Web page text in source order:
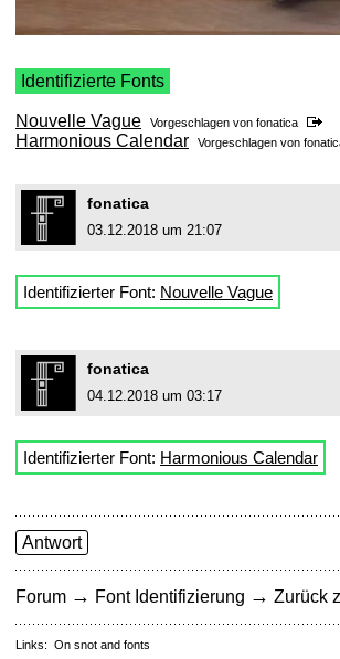
Identifizierte Fonts
Nouvelle Vague Vorgeschlagen von fonatica
Harmonious Calendar Vorgeschlagen von
fonatica
03.12.2018 um 21:07
Identifizierter Font: Nouvelle Vague
fonatica
04.12.2018 um 03:17
Identifizierter Font: Harmonious Calendar
Antwort
Forum → Font Identifizierung → Zurück
Links: On snot and fonts